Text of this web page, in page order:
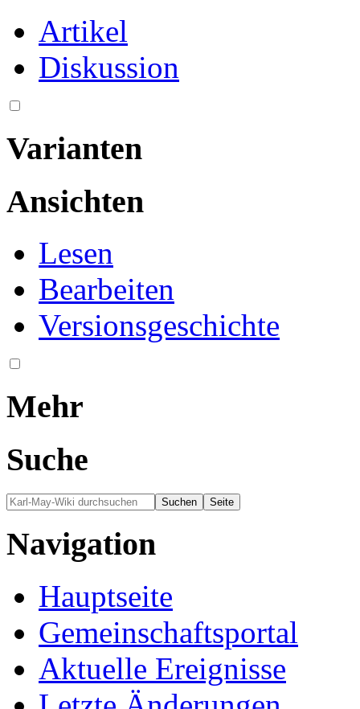
Artikel
Diskussion
Varianten
Ansichten
Lesen
Bearbeiten
Versionsgeschichte
Mehr
Suche
Navigation
Hauptseite
Gemeinschafts­portal
Aktuelle Ereignisse